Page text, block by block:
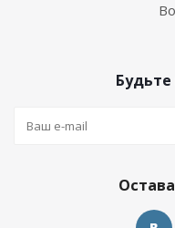
Будьте